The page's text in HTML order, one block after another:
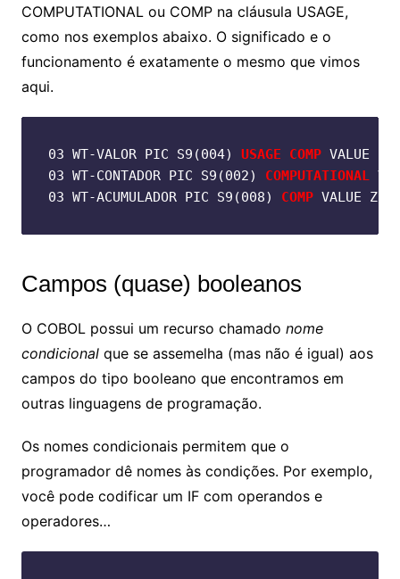
COMPUTATIONAL ou COMP na cláusula USAGE,
como nos exemplos abaixo. O significado e o
funcionamento é exatamente o mesmo que vimos
aqui.
03 WT-VALOR PIC S9(004) USAGE COMP VALUE
03 WT-CONTADOR PIC S9(002) COMPUTATIONAL
03 WT-ACUMULADOR PIC S9(008) COMP VALUE
Campos (quase) booleanos
O COBOL possui um recurso chamado nome
condicional que se assemelha (mas não é igual) aos
campos do tipo booleano que encontramos em
outras linguagens de programação.
Os nomes condicionais permitem que o
programador dê nomes às condições. Por exemplo,
você pode codificar um IF com operandos e
operadores…